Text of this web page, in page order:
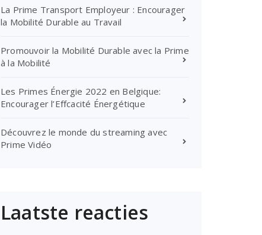
La Prime Transport Employeur : Encourager
la Mobilité Durable au Travail
Promouvoir la Mobilité Durable avec la Prime
à la Mobilité
Les Primes Énergie 2022 en Belgique:
Encourager l’Effcacité Énergétique
Découvrez le monde du streaming avec
Prime Vidéo
Laatste reacties